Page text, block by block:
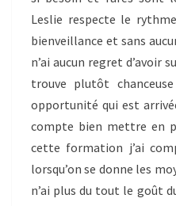
Leslie respecte le
bienveillance et sans
n’ai aucun regret d’avoir
trouve plutôt
opportunité qui est
compte bien mettre en
cette formation j’ai
lorsqu’on se donne les
n’ai plus du tout le goût